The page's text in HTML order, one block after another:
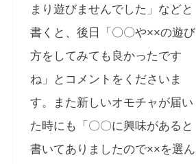
まり遊びませんでした」などと
書くと、後日「〇〇や××の遊び
方をしてみても良かったです
ね」とコメントをくださいま
す。また新しいオモチャが届い
た時にも「〇〇に興味があると
書いてありましたので××を選ん